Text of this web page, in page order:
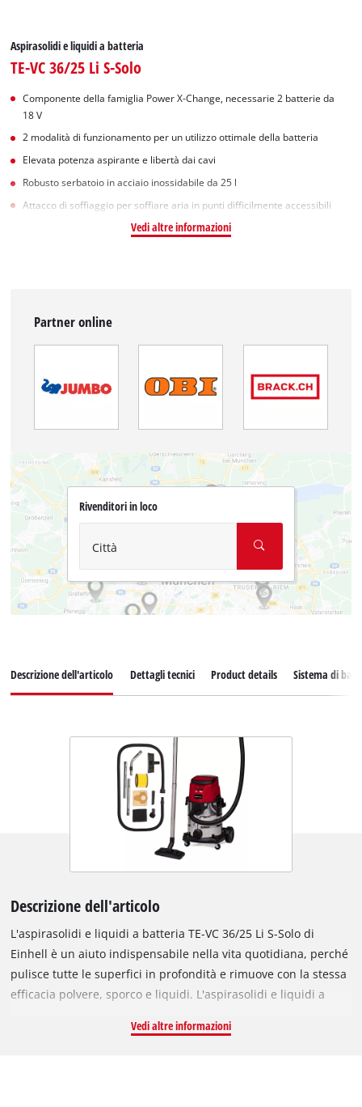
Aspirasolidi e liquidi a batteria
TE-VC 36/25 Li S-Solo
Componente della famiglia Power X-Change, necessarie 2 batterie da
18 V
2 modalità di funzionamento per un utilizzo ottimale della batteria
Elevata potenza aspirante e libertà dai cavi
Robusto serbatoio in acciaio inossidabile da 25 l
Attacco di soffiaggio per soffiare aria in punti difficilmente accessibili
Vedi altre informazioni
Partner online
Rivenditori in loco
Città
Descrizione dell'articolo Dettagli tecnici Product details Sistema di
Descrizione dell'articolo
L'aspirasolidi e liquidi a batteria TE-VC 36/25 Li S-Solo di
Einhell è un aiuto indispensabile nella vita quotidiana, perché
pulisce tutte le superfici in profondità e rimuove con la stessa
efficacia polvere, sporco e liquidi. L'aspirasolidi e liquidi a
essere usato in modo assolutamente flessibile lontano dalla
Vedi altre informazioni